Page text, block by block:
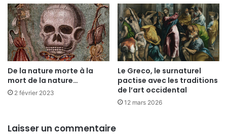
De la nature morte à la
mort de la nature…
2 février 2023
Le Greco, le surnaturel
pactise avec les traditions
de l’art occidental
12 mars 2026
Laisser un commentaire